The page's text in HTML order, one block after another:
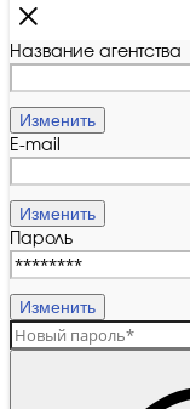
Название агентства
Изменить
E-mail
Изменить
Пароль
Изменить